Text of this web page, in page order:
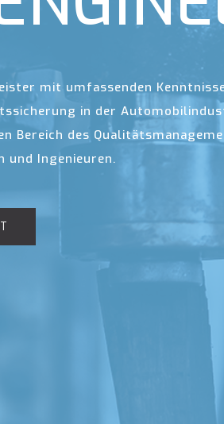
mit umfassenden
in der
Bereich des
und Ingenieuren.